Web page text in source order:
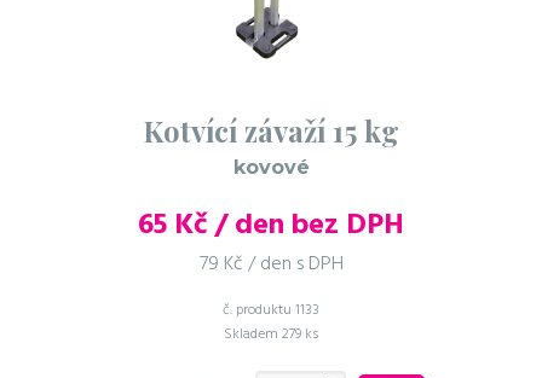
Kotvící závaží 15 kg
kovové
65 Kč / den bez DPH
79 Kč / den s DPH
č. produktu 1133
Skladem 279 ks